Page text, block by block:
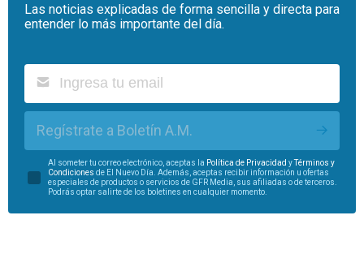
Las noticias explicadas de forma sencilla y directa para
entender lo más importante del día.
Regístrate a Boletín A.M.
Al someter tu correo electrónico, aceptas la Política de Privacidad yTérminos y
Condiciones de El Nuevo Día. Además, aceptas recibir información u ofertas
especiales de productos o servicios de GFR Media, sus afiliadas o de terceros.
Podrás optar salirte de los boletines en cualquier momento.